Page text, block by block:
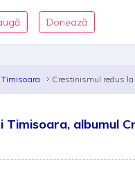
Donează
Timisoara Crestinismul redus la
Timisoara, albumul